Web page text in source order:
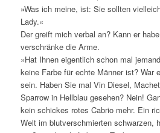
»Was ich meine, ist: Sie sollten
Lady.«
Der greift mich verbal an? Kann er
verschränke die Arme.
»Hat Ihnen eigentlich schon mal
keine Farbe für echte Männer ist? War
sein. Haben Sie mal Vin Diesel,
Sparrow in Hellblau gesehen? Nein!
kein schickes rotes Cabrio mehr. Ein
Welt im blutverschmierten schwarzen,